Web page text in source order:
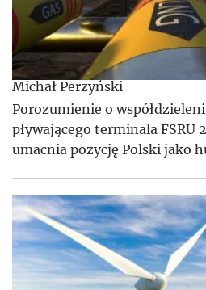
Michał Perzyński
Porozumienie o
pływającego terminala FSRU
umacnia pozycję Polski jako